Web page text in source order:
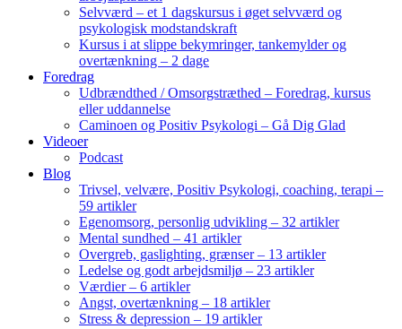
Selvværd – et 1 dagskursus i øget selvværd og
psykologisk modstandskraft
Kursus i at slippe bekymringer, tankemylder og
overtænkning – 2 dage
Foredrag
Udbrændthed / Omsorgstræthed – Foredrag, kursus
eller uddannelse
Caminoen og Positiv Psykologi – Gå Dig Glad
Videoer
Podcast
Blog
Trivsel, velvære, Positiv Psykologi, coaching, terapi –
59 artikler
Egenomsorg, personlig udvikling – 32 artikler
Mental sundhed – 41 artikler
Overgreb, gaslighting, grænser – 13 artikler
Ledelse og godt arbejdsmiljø – 23 artikler
Værdier – 6 artikler
Angst, overtænkning – 18 artikler
Stress & depression – 19 artikler